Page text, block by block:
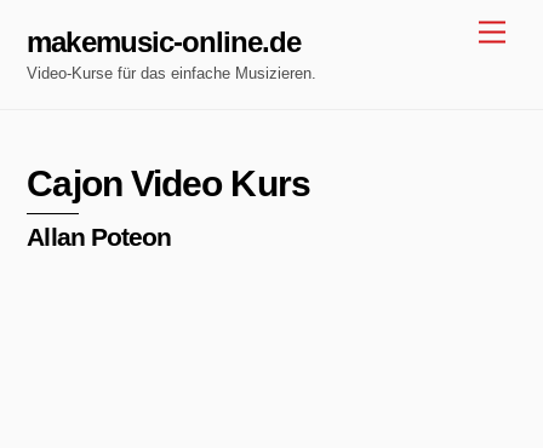
content
makemusic-online.de
Video-Kurse für das einfache Musizieren.
Cajon Video Kurs
Allan Poteon